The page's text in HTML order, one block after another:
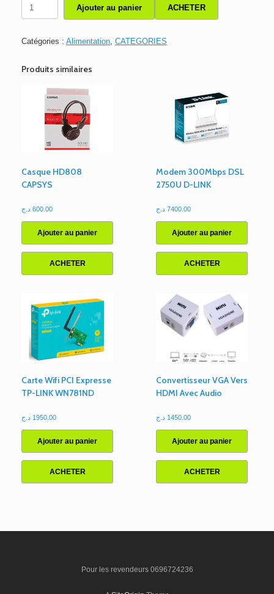
Bureau
5
LDNIO
SC10610
Ajouter au panier ACHETER
Catégories : Alimentation, CATEGORIES
Produits similaires
Casque HD808
CAPSYS
600.00 د.ج
Ajouter au panier
ACHETER
Modem 300Mbps DSL
2750U D-LINK
7400.00 د.ج
Ajouter au panier
ACHETER
Carte Wifi PCI Expresse
TP-LINK WN781ND
1950.00 د.ج
Ajouter au panier
ACHETER
Convertisseur VGA Vers
HDMI Avec Audio
1450.00 د.ج
Ajouter au panier
ACHETER
Pour les revendeurs 0696724236